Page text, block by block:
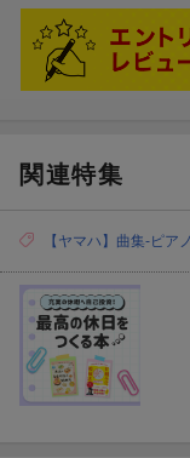
【ポピュラーを弾き
［1］〜［4］
【スタジオジブリを弾
【ジャズを弾きたい】
［14］［15］
関連特集
【ヤマハ】曲集-ピアノ